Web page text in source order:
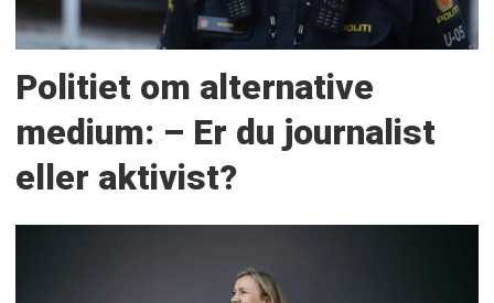
Politiet om alternative
medium: – Er du journalist
eller aktivist?